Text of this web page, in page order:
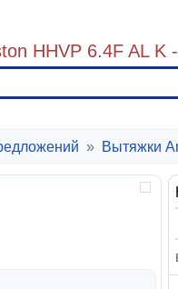
HHVP 6.4F AL K
» Вытяжки